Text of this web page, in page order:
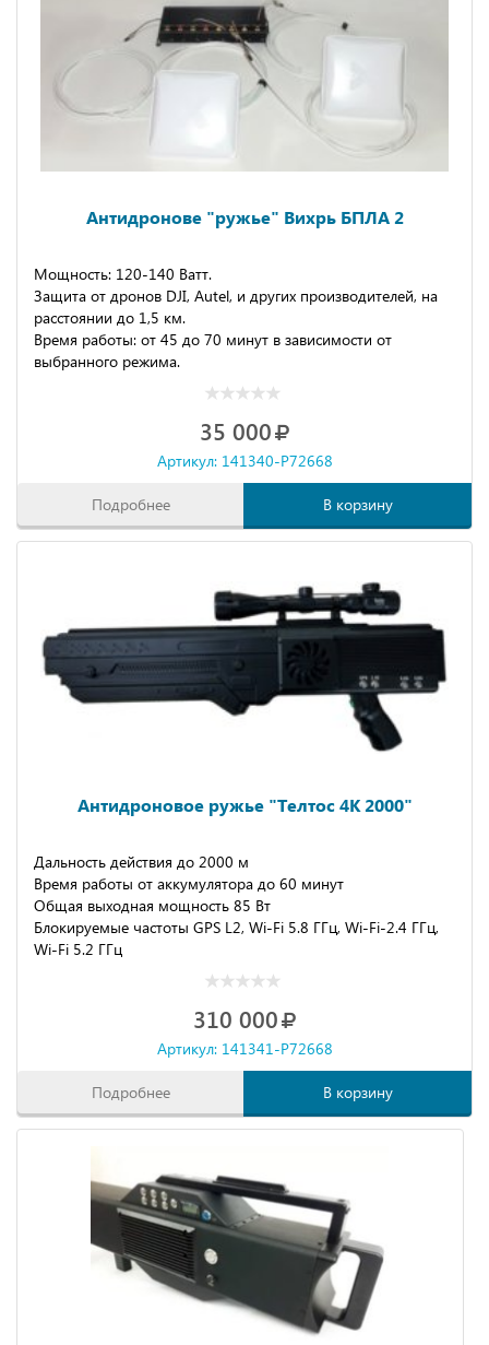
Антидронове "ружье" Вихрь БПЛА 2
Мощность: 120-140 Ватт.
Защита от дронов DJI, Autel, и других производителей, на
расстоянии до 1,5 км.
Время работы: от 45 до 70 минут в зависимости от
выбранного режима.
35 000
Артикул: 141340-P72668
Подробнее В корзину
Антидроновое ружье "Телтос 4К 2000"
Дальность действия до 2000 м
Время работы от аккумулятора до 60 минут
Общая выходная мощность 85 Вт
Блокируемые частоты GPS L2, Wi-Fi 5.8 ГГц, Wi-Fi-2.4 ГГц,
Wi-Fi 5.2 ГГц
310 000
Артикул: 141341-P72668
Подробнее В корзину